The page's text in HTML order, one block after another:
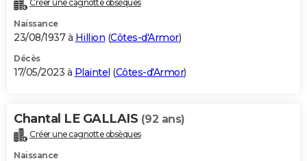
Créer une cagnotte obsèques
Naissance
23/08/1937 à Hillion (Côtes-d'Armor)
Décès
17/05/2023 à Plaintel (Côtes-d'Armor)
Chantal LE GALLAIS (92 ans)
Créer une cagnotte obsèques
Naissance